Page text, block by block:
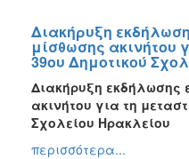
Διακήρυξη
μίσθωσης ακινήτου
39ου Δημοτικού
Διακήρυξη εκδήλωσης
ακινήτου για τη
Σχολείου Ηρακλείου
περισσότερα...